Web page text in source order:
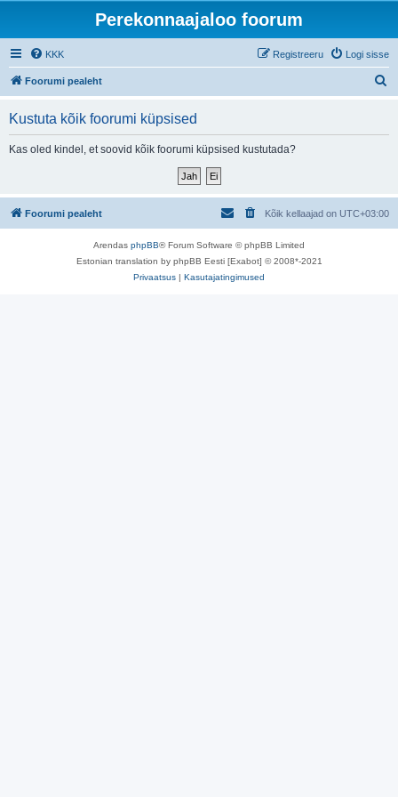
Perekonnaajaloo foorum
KKK Logi sisse
Registreeru
Foorumi pealeht
Kustuta kõik foorumi küpsised
Kas oled kindel, et soovid kõik foorumi küpsised kustutada?
Foorumi pealeht Kõik kellaajad on UTC+03:00
Arendas phpBB® Forum Software © phpBB Limited
Estonian translation by phpBB Eesti [Exabot] © 2008*-2021
Privaatsus | Kasutajatingimused